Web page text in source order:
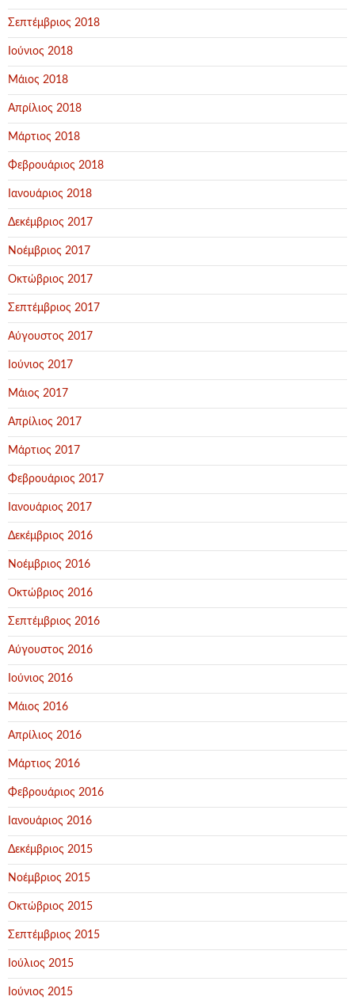
Σεπτέμβριος 2018
Ιούνιος 2018
Μάιος 2018
Απρίλιος 2018
Μάρτιος 2018
Φεβρουάριος 2018
Ιανουάριος 2018
Δεκέμβριος 2017
Νοέμβριος 2017
Οκτώβριος 2017
Σεπτέμβριος 2017
Αύγουστος 2017
Ιούνιος 2017
Μάιος 2017
Απρίλιος 2017
Μάρτιος 2017
Φεβρουάριος 2017
Ιανουάριος 2017
Δεκέμβριος 2016
Νοέμβριος 2016
Οκτώβριος 2016
Σεπτέμβριος 2016
Αύγουστος 2016
Ιούνιος 2016
Μάιος 2016
Απρίλιος 2016
Μάρτιος 2016
Φεβρουάριος 2016
Ιανουάριος 2016
Δεκέμβριος 2015
Νοέμβριος 2015
Οκτώβριος 2015
Σεπτέμβριος 2015
Ιούλιος 2015
Ιούνιος 2015